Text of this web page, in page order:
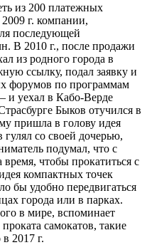
из 200 платежных
г. компании,
последующей
В 2010 г., после продажи
из родного города в
ссылку, подал заявку и
форумов по программам
и уехал в Кабо-Верде
Быков отучился в
пришла в голову идея
гулял со своей дочерью,
подумал, что с
чтобы прокатиться с
компактных точек
бы удобно передвигаться
города или в парках.
в мире, вспоминает
самокатов, такие
2017 г.